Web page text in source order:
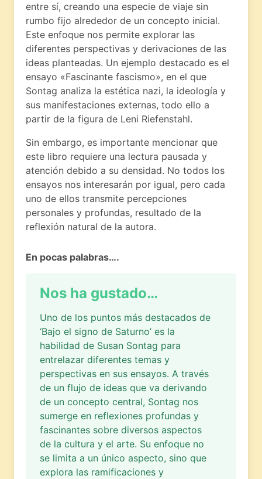
entre sí, creando una especie de viaje sin
rumbo fijo alrededor de un concepto inicial.
Este enfoque nos permite explorar las
diferentes perspectivas y derivaciones de las
ideas planteadas. Un ejemplo destacado es el
ensayo «Fascinante fascismo», en el que
Sontag analiza la estética nazi, la ideología y
sus manifestaciones externas, todo ello a
partir de la figura de Leni Riefenstahl.
Sin embargo, es importante mencionar que
este libro requiere una lectura pausada y
atención debido a su densidad. No todos los
ensayos nos interesarán por igual, pero cada
uno de ellos transmite percepciones
personales y profundas, resultado de la
reflexión natural de la autora.
En pocas palabras….
Nos ha gustado…
Uno de los puntos más destacados de
‘Bajo el signo de Saturno’ es la
habilidad de Susan Sontag para
entrelazar diferentes temas y
perspectivas en sus ensayos. A través
de un flujo de ideas que va derivando
de un concepto central, Sontag nos
sumerge en reflexiones profundas y
fascinantes sobre diversos aspectos
de la cultura y el arte. Su enfoque no
se limita a un único aspecto, sino que
explora las ramificaciones y